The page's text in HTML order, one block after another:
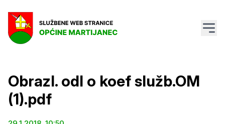
Obrazl. odl o koef služb.OM
(1).pdf